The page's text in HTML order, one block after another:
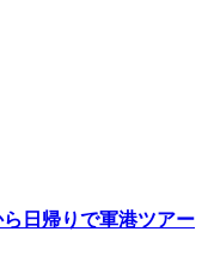
ら日帰りで軍港ツアー